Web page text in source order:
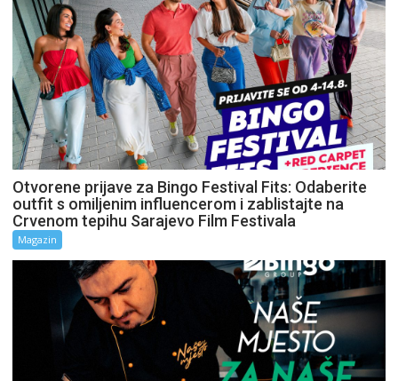
Otvorene prijave za Bingo Festival Fits: Odaberite
outfit s omiljenim influencerom i zablistajte na
Crvenom tepihu Sarajevo Film Festivala
Magazin